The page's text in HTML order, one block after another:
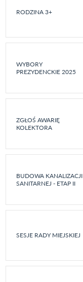
RODZINA 3+
WYBORY
PREZYDENCKIE 2025
ZGŁOŚ AWARIĘ
KOLEKTORA
BUDOWA KANALIZACJI
SANITARNEJ - ETAP II
SESJE RADY MIEJSKIEJ